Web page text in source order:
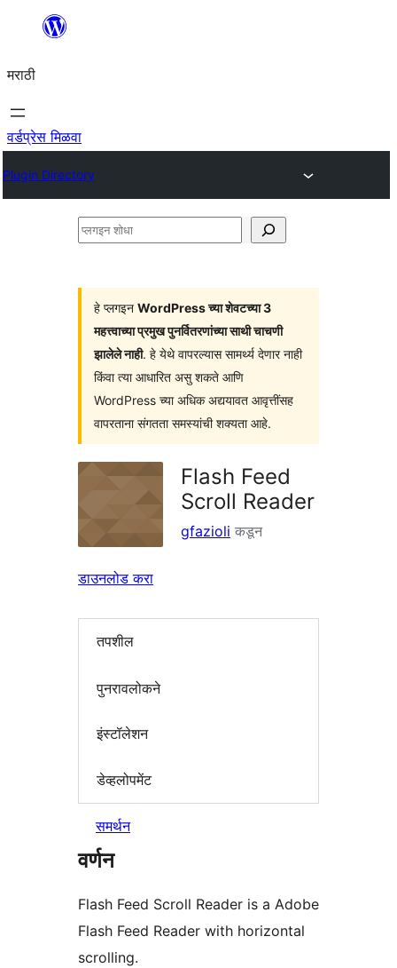
सामुग्रीवर
मराठी
वर्डप्रेस मिळवा
Plugin Directory
प्लगइन
हे प्लगइन WordPress च्या शेवटच्या 3
महत्त्वाच्या प्रमुख पुनर्वितरणांच्या साथी चाचणी
झालेले नाही. हे येथे वापरल्यास सामर्थ्य देणार नाही
किंवा त्या आधारित असु शकते आणि
WordPress च्या अधिक अद्ययावत आवृत्तींसह
वापरताना संगतता समस्यांची शक्यता आहे.
Flash Feed
Scroll Reader
gfazioli कडून
डाउनलोड करा
तपशील
पुनरावलोकने
इंस्टॉलेशन
डेव्हलोपमेंट
समर्थन
वर्णन
Flash Feed Scroll Reader is a Adobe
Flash Feed Reader with horizontal
scrolling.